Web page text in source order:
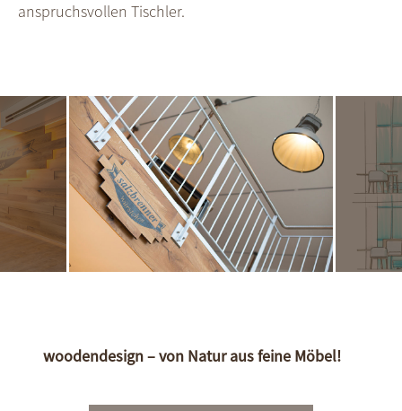
anspruchsvollen Tischler.
woodendesign – von Natur aus feine Möbel!